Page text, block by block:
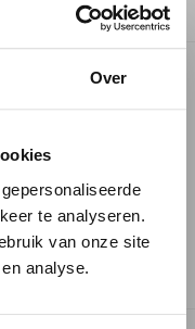
Over
te analyseren.
van onze site
analyse.